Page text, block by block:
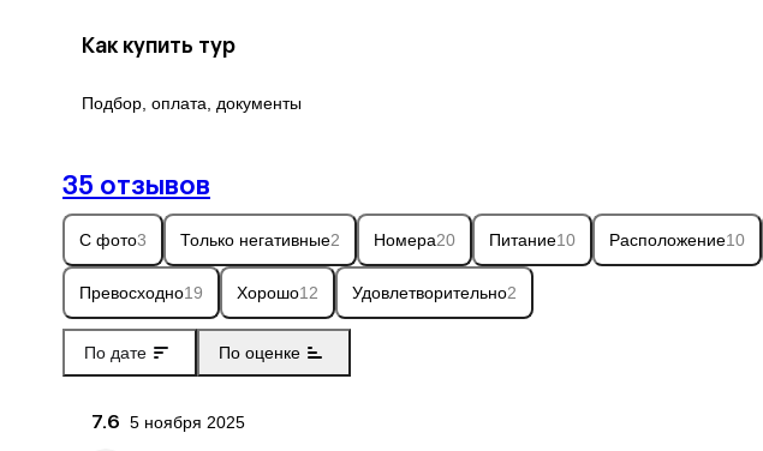
Как купить тур
Подбор, оплата, документы
35 отзывов
С фото3 Только негативные2 Номера20 Питание10 Расположение10
Превосходно19 Хорошо12 Удовлетворительно2
По дате По оценке
7.6 5 ноября 2025